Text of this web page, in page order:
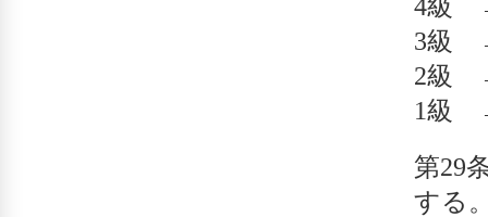
4級
3級
2級
1級
第29
する